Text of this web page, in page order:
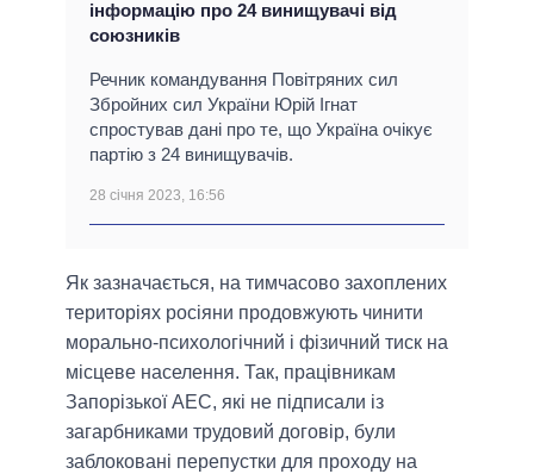
інформацію про 24 винищувачі від
союзників
Речник командування Повітряних сил
Збройних сил України Юрій Ігнат
спростував дані про те, що Україна очікує
партію з 24 винищувачів.
28 січня 2023, 16:56
Як зазначається, на тимчасово захоплених
територіях росіяни продовжують чинити
морально-психологічний і фізичний тиск на
місцеве населення. Так, працівникам
Запорізької АЕС, які не підписали із
загарбниками трудовий договір, були
заблоковані перепустки для проходу на